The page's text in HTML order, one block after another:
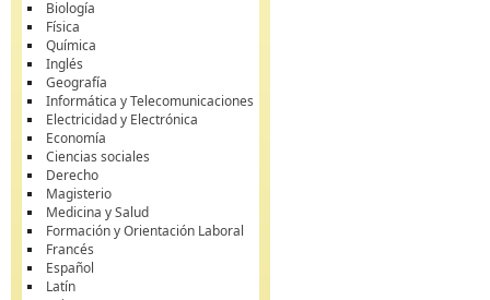
Biología
Física
Química
Inglés
Geografía
Informática y Telecomunicaciones
Electricidad y Electrónica
Economía
Ciencias sociales
Derecho
Magisterio
Medicina y Salud
Formación y Orientación Laboral
Francés
Español
Latín